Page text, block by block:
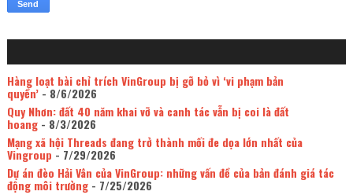
Hàng loạt bài chỉ trích VinGroup bị gỡ bỏ vì ‘vi phạm bản
quyền’- 8/6/2026
Quy Nhơn: đất 40 năm khai vỡ và canh tác vẫn bị coi là đất
hoang- 8/3/2026
Mạng xã hội Threads đang trở thành mối đe dọa lớn nhất của
Vingroup - 7/29/2026
Dự án đèo Hải Vân của VinGroup: những vấn đề của bản đánh giá tác
động môi trường- 7/25/2026